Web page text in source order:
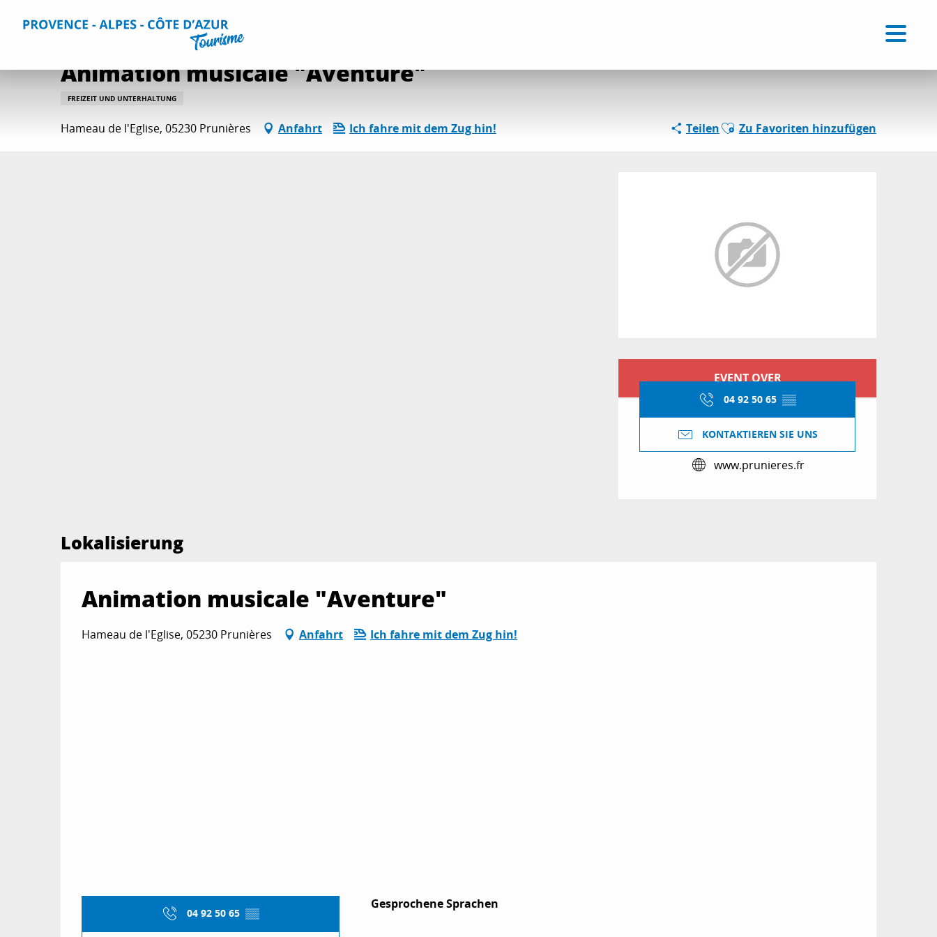
Home Aktivitäten Ausgehtipps und Veranstaltungskalender
Animation musicale "Aventure"
FREIZEIT UND UNTERHALTUNG
Hameau de l'Eglise, 05230 Prunières Anfahrt Ich fahre mit dem Zug hin! TeilenAjouter aux favoris
Zu Favoriten hinzufügen
Öffnungszeiten &
EVENT OVER
04 92 50 65 ▒▒
KONTAKTIEREN SIE UNS
www.prunieres.fr
Lokalisierung
Animation musicale "Aventure"
Hameau de l'Eglise, 05230 Prunières Anfahrt Ich fahre mit dem Zug hin!
04 92 50 65 ▒▒
Gesprochene Sprachen
Gesprochene Sprachen